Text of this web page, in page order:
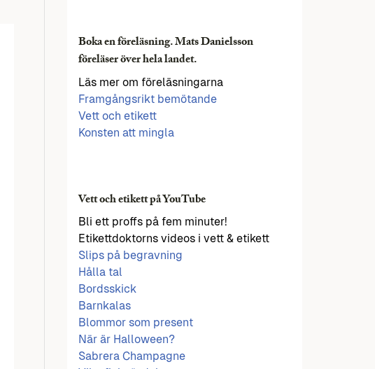
Boka en föreläsning. Mats Danielsson
föreläser över hela landet.
Läs mer om föreläsningarna
Framgångsrikt bemötande
Vett och etikett
Konsten att mingla
Vett och etikett på YouTube
Bli ett proffs på fem minuter!
Etikettdoktorns videos i vett & etikett
Slips på begravning
Hålla tal
Bordsskick
Barnkalas
Blommor som present
När är Halloween?
Sabrera Champagne